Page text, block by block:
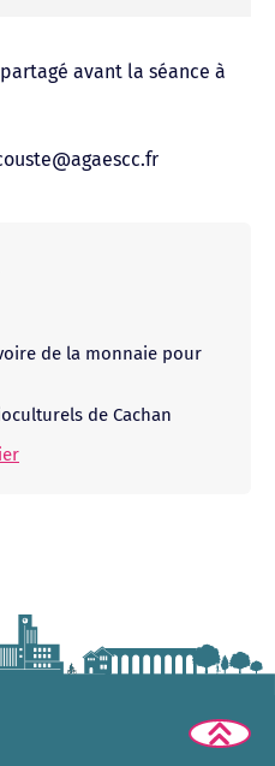
avant la séance à
de la monnaie pour
de Cachan